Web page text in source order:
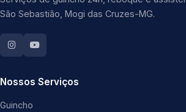
São Sebastião, Mogi das Cruzes-MG.
Nossos Serviços
Guincho